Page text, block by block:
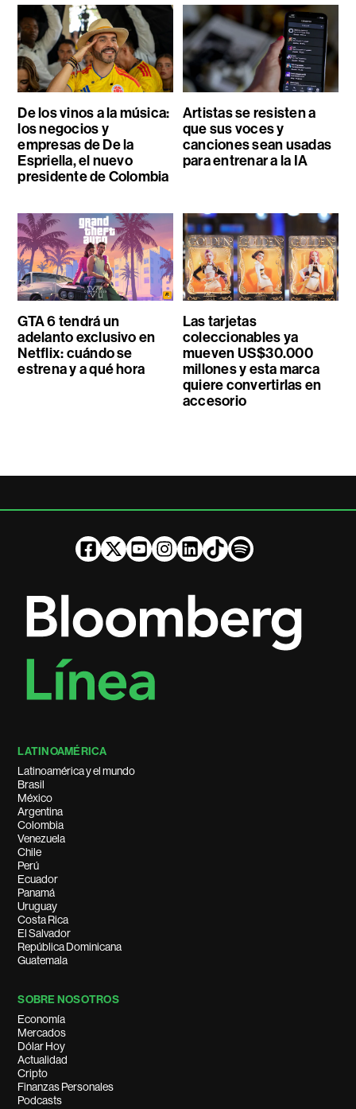
De los vinos a la música:
los negocios y
empresas de De la
Espriella, el nuevo
presidente de Colombia
Artistas se resisten a
que sus voces y
canciones sean usadas
para entrenar a la IA
GTA 6 tendrá un
adelanto exclusivo en
Netflix: cuándo se
estrena y a qué hora
Las tarjetas
coleccionables ya
mueven US$30.000
millones y esta marca
quiere convertirlas en
accesorio
LATINOAMÉRICA
Latinoamérica y el mundo
Brasil
México
Argentina
Colombia
Venezuela
Chile
Perú
Ecuador
Panamá
Uruguay
Costa Rica
El Salvador
República Dominicana
Guatemala
SOBRE NOSOTROS
Economía
Mercados
Dólar Hoy
Actualidad
Cripto
Finanzas Personales
Podcasts